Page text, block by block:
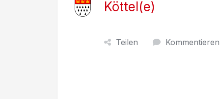
Köttel(e)
Teilen Kommentieren